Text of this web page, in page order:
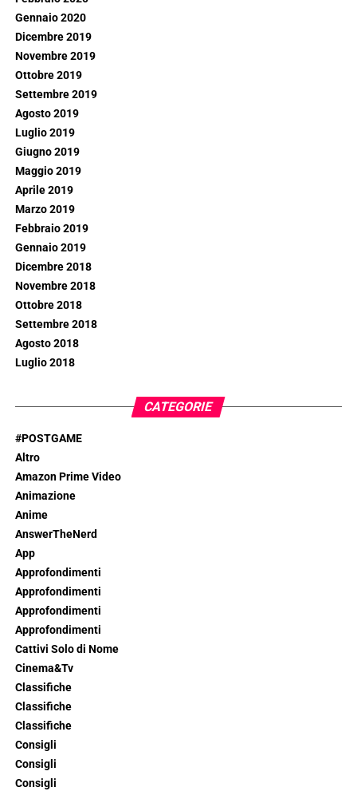
Gennaio 2020
Dicembre 2019
Novembre 2019
Ottobre 2019
Settembre 2019
Agosto 2019
Luglio 2019
Giugno 2019
Maggio 2019
Aprile 2019
Marzo 2019
Febbraio 2019
Gennaio 2019
Dicembre 2018
Novembre 2018
Ottobre 2018
Settembre 2018
Agosto 2018
Luglio 2018
CATEGORIE
#POSTGAME
Altro
Amazon Prime Video
Animazione
Anime
AnswerTheNerd
App
Approfondimenti
Approfondimenti
Approfondimenti
Approfondimenti
Cattivi Solo di Nome
Cinema&Tv
Classifiche
Classifiche
Classifiche
Consigli
Consigli
Consigli